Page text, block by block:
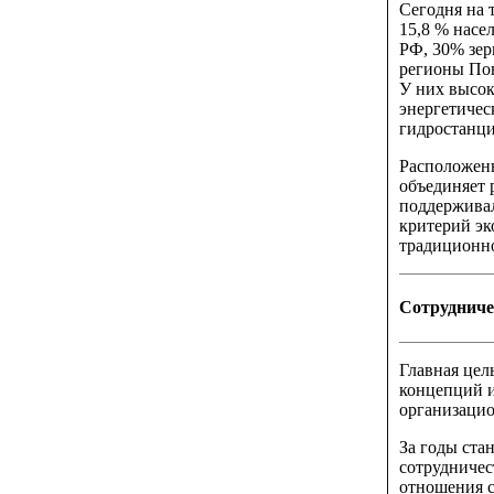
Сегодня на
15,8 %
РФ, 30%
регионы
У них
объединяет
критерий
Главная
концепций
За годы
отношения